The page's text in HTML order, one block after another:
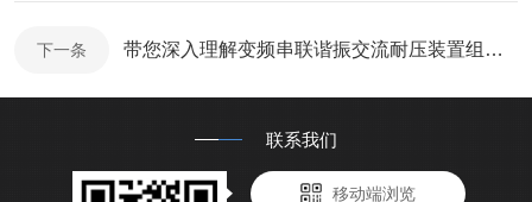
下一条 带您深入理解变频串联谐振交流耐压装置组成部件的功能特点
联系我们
移动端浏览